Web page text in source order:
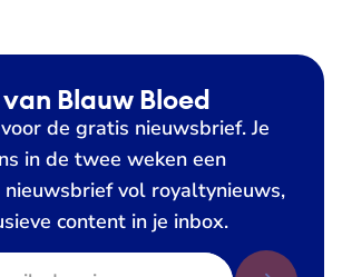
Blauw Bloed
de gratis nieuwsbrief. Je
in de twee weken een
vol royaltynieuws,
content in je inbox.